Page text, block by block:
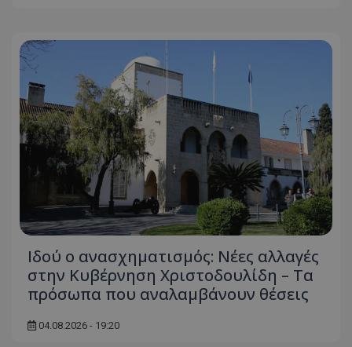
Ιδού ο ανασχηματισμός: Νέες αλλαγές
στην Κυβέρνηση Χριστοδουλίδη – Τα
πρόσωπα που αναλαμβάνουν θέσεις
04.08.2026 - 19:20